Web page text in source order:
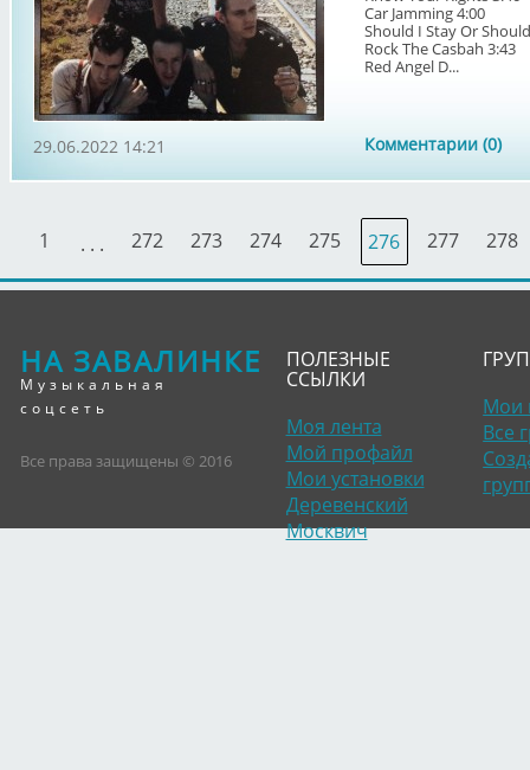
Car Jamming 4:00
Should I Stay Or
Rock The Casbah 3:43
Red Angel D...
Комментарии (0)
29.06.2022 14:21
1 . . . 272 273 274 275 276 277 278
НА ЗАВАЛИНКЕ
Музыкальная
соцсеть
Все права защищены © 2016
ПОЛЕЗНЫЕ
ССЫЛКИ
Моя лента
Мой профайл
Мои установки
Деревенский
Москвич
Мои
Все